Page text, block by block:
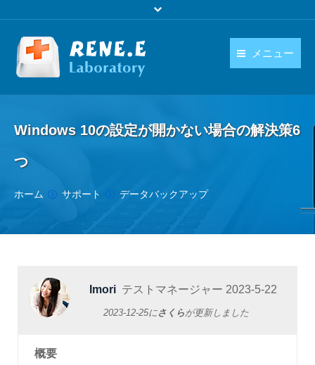
メニュー
ダウンロード
操作ガイド
日本語
language
Windows 10の設定が開かない場合の解決策6
つ
You are here:
ホーム サポート データバックアップ
Imori テストマネージャー 2023-5-22
2023-12-25にさくら が更新しました
概要